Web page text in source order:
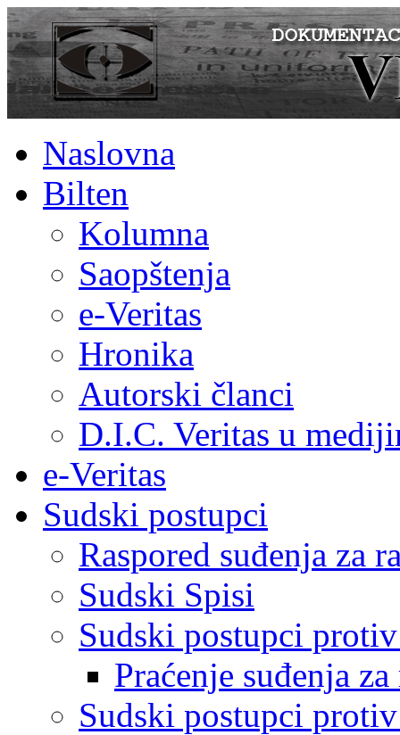
Naslovna
Bilten
Kolumna
Saopštenja
e-Veritas
Hronika
Autorski članci
D.I.C. Veritas u
e-Veritas
Sudski postupci
Raspored suđenja za
Sudski Spisi
Sudski postupci
Praćenje suđenja
Sudski postupci